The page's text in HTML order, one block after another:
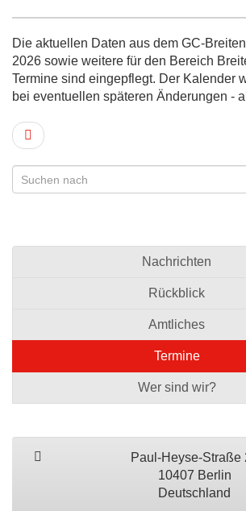
Die aktuellen Daten aus dem GC-
2026 sowie weitere für den Bereich
Termine sind eingepflegt. Der Kalender
bei eventuellen späteren Änderungen -
Nachrichten
Rückblick
Amtliches
Termine
Wer sind wir?
Paul-Heyse-Straße
10407 Berlin
Deutschland